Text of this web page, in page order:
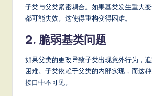
子类与父类紧密耦合。如果基类发生重大
都可能失效。这使得重构变得困难。
2. 脆弱基类问题
如果父类的更改导致子类出现意外行为，
困难。子类依赖于父类的内部实现，而这
接口中不可见。